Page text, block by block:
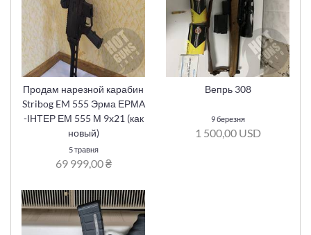
Продам нарезной карабин
Stribog EM 555 Эрма ЕРМА
-ІНТЕР ЕМ 555 М 9x21 (как
новый)
5 травня
69 999,00 ₴
Вепрь 308
9 березня
1 500,00 USD